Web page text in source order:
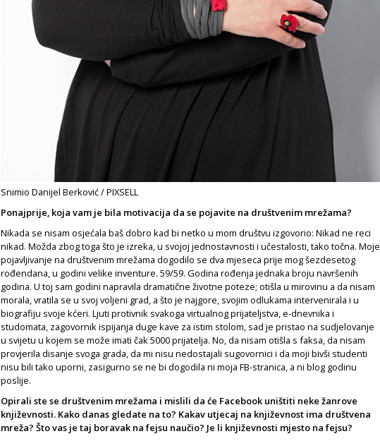
Snimio Danijel Berković / PIXSELL
Ponajprije, koja vam je bila motivacija da se pojavite na društvenim mrežama?
Nikada se nisam osjećala baš dobro kad bi netko u mom društvu izgovorio: Nikad ne reci
nikad. Možda zbog toga što je izreka, u svojoj jednostavnosti i učestalosti, tako točna. Moje
pojavljivanje na društvenim mrežama dogodilo se dva mjeseca prije mog šezdesetog
rođendana, u godini velike inventure. 59/59. Godina rođenja jednaka broju navršenih
godina. U toj sam godini napravila dramatične životne poteze; otišla u mirovinu a da nisam
morala, vratila se u svoj voljeni grad, a što je najgore, svojim odlukama intervenirala i u
biografiju svoje kćeri. Ljuti protivnik svakoga virtualnog prijateljstva, e-dnevnika i
studomata, zagovornik ispijanja duge kave za istim stolom, sad je pristao na sudjelovanje
u svijetu u kojem se može imati čak 5000 prijatelja. No, da nisam otišla s faksa, da nisam
provjerila disanje svoga grada, da mi nisu nedostajali sugovornici i da moji bivši studenti
nisu bili tako uporni, zasigurno se ne bi dogodila ni moja FB-stranica, a ni blog godinu
poslije.
Opirali ste se društvenim mrežama i mislili da će Facebook uništiti neke žanrove
književnosti. Kako danas gledate na to? Kakav utjecaj na književnost ima društvena
mreža? Što vas je taj boravak na fejsu naučio? Je li književnosti mjesto na fejsu?